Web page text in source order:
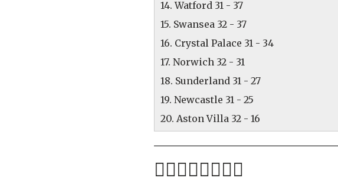
14. Watford 31 - 37
15. Swansea 32 - 37
16. Crystal Palace 31 - 34
17. Norwich 32 - 31
18. Sunderland 31 - 27
19. Newcastle 31 - 25
20. Aston Villa 32 - 16